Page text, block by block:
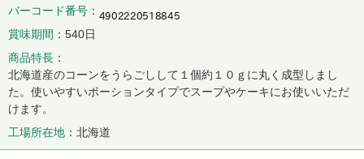
バーコード番号
賞味期間
540日
商品特長
北海道産のコーンをうらごしして１個約１０ｇに丸く成型しまし
た。使いやすいポーションタイプでスープやケーキにお使いいただ
けます。
工場所在地
北海道